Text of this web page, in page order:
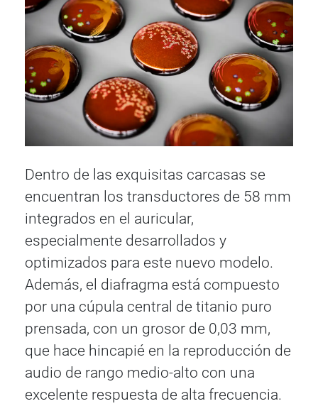
Dentro de las exquisitas carcasas se
encuentran los transductores de 58 mm
integrados en el auricular,
especialmente desarrollados y
optimizados para este nuevo modelo.
Además, el diafragma está compuesto
por una cúpula central de titanio puro
prensada, con un grosor de 0,03 mm,
que hace hincapié en la reproducción de
audio de rango medio-alto con una
excelente respuesta de alta frecuencia.